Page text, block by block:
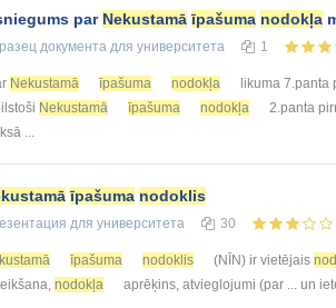
par Nekustamā īpašuma nodokļa
документа для университета 1
Nekustamā īpašuma nodokļa likuma 7.panta
Nekustamā īpašuma nodokļa 2.panta
...
īpašuma nodoklis
для университета 30
īpašuma nodoklis (NĪN) ir vietējais
nodokļa aprēķins, atvieglojumi (par ... un